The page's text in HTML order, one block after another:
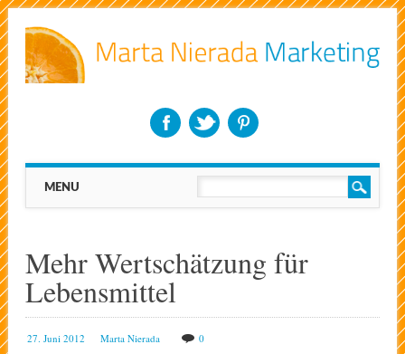
Main menu
MENU
Mehr Wertschätzung für
Lebensmittel
27. Juni 2012 Marta Nierada 0